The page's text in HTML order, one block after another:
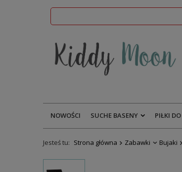
NOWOŚCI SUCHE BASENY PIŁKI
Jesteś tu: Strona główna Zabawki Bujaki